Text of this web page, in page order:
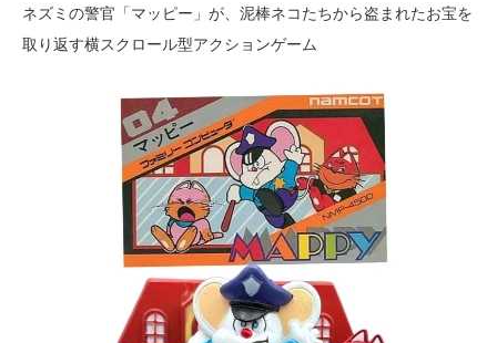
ネズミの警官「マッピー」が、泥棒ネコたちから盗まれたお宝を
取り返す横スクロール型アクションゲーム